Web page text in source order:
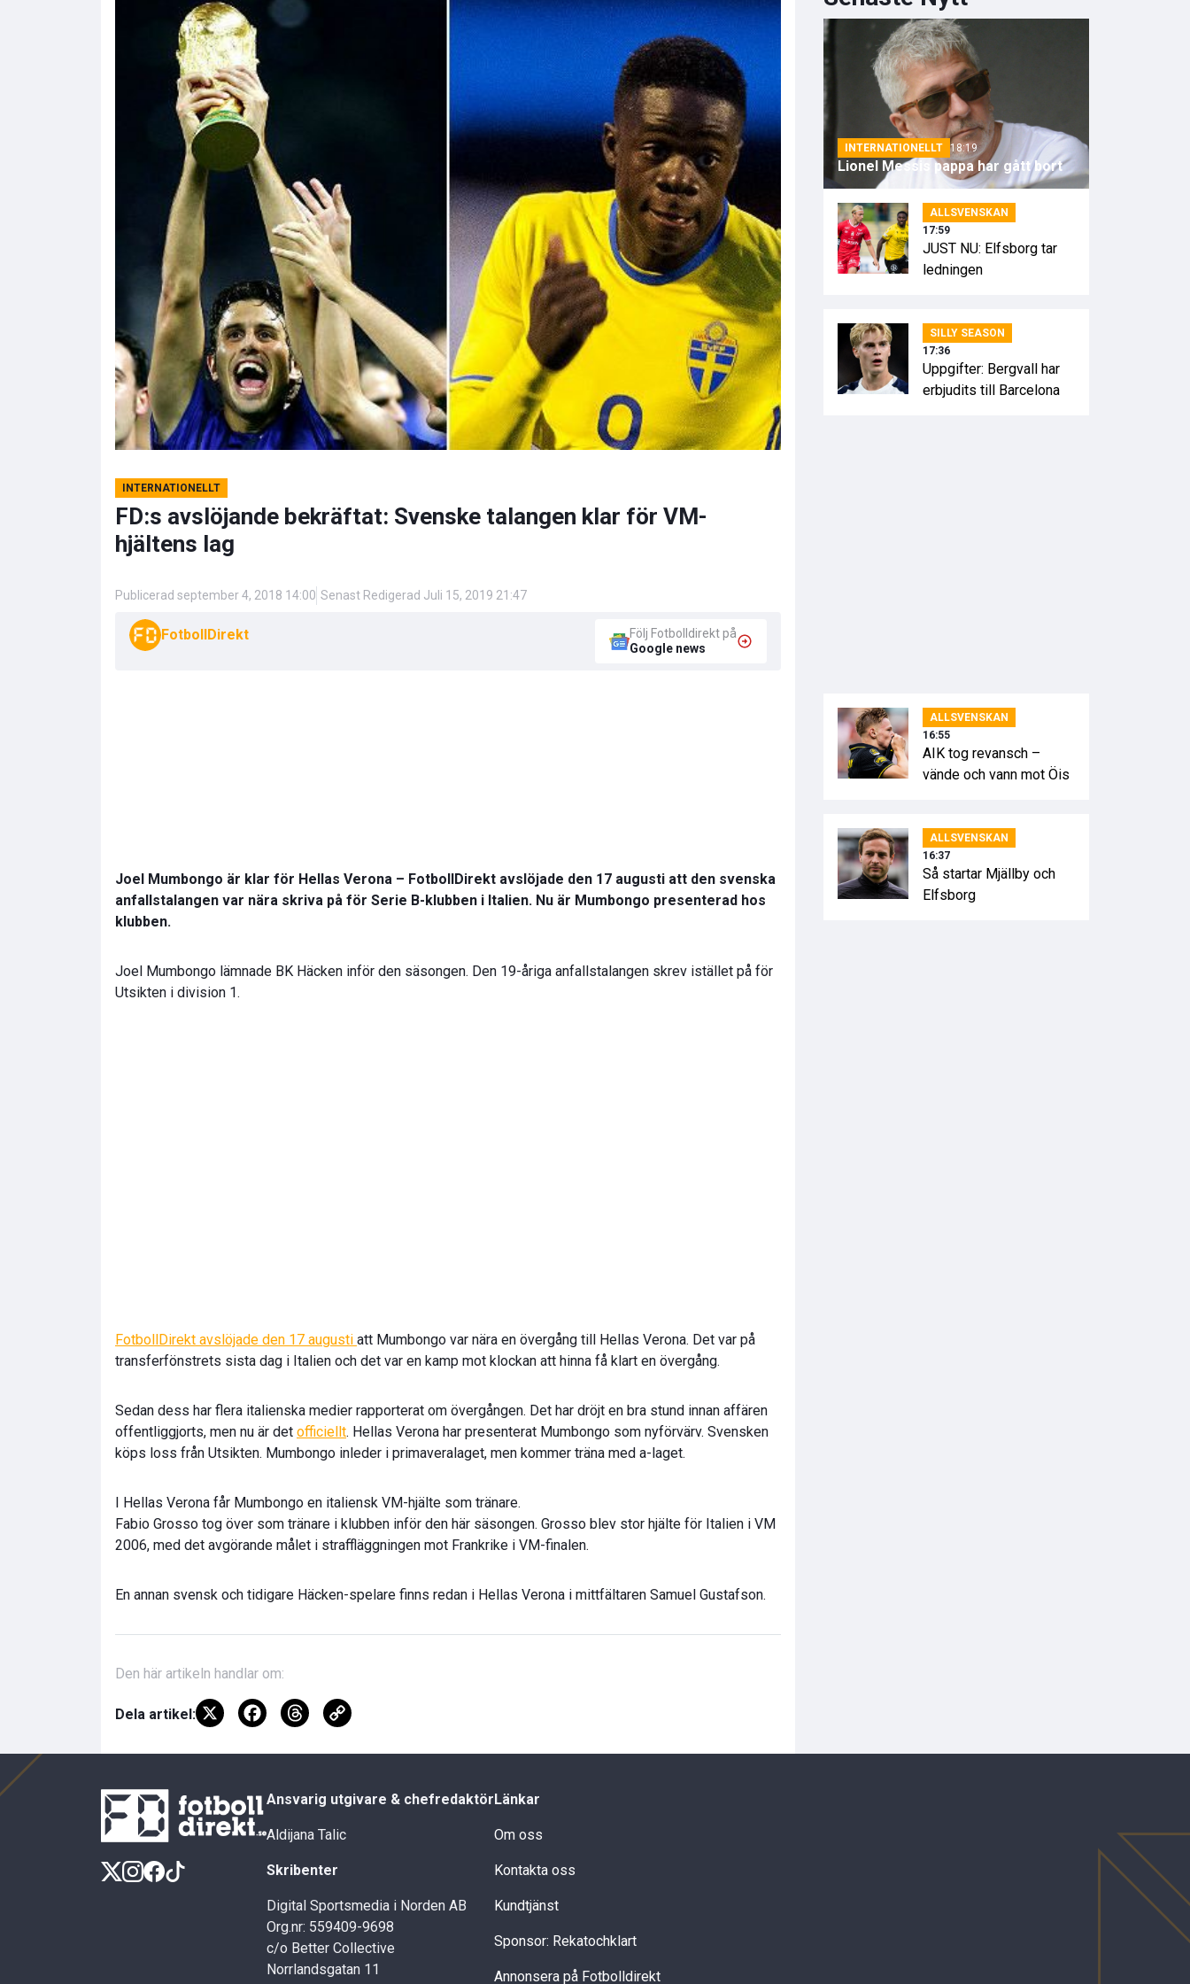
INTERNATIONELLT
FD:s avslöjande bekräftat: Svenske talangen klar för VM-
hjältens lag
Publicerad september 4, 2018 14:00 Senast Redigerad Juli 15, 2019 21:47
FotbollDirekt
Följ Fotbolldirekt på
Google news
Joel Mumbongo är klar för Hellas Verona – FotbollDirekt avslöjade den 17 augusti att den svenska
anfallstalangen var nära skriva på för Serie B-klubben i Italien. Nu är Mumbongo presenterad hos
klubben.
Joel Mumbongo lämnade BK Häcken inför den säsongen. Den 19-åriga anfallstalangen skrev istället på för
Utsikten i division 1.
FotbollDirekt avslöjade den 17 augusti att Mumbongo var nära en övergång till Hellas Verona. Det var på
transferfönstrets sista dag i Italien och det var en kamp mot klockan att hinna få klart en övergång.
Sedan dess har flera italienska medier rapporterat om övergången. Det har dröjt en bra stund innan affären
offentliggjorts, men nu är det officiellt. Hellas Verona har presenterat Mumbongo som nyförvärv. Svensken
köps loss från Utsikten. Mumbongo inleder i primaveralaget, men kommer träna med a-laget.
I Hellas Verona får Mumbongo en italiensk VM-hjälte som tränare.
Fabio Grosso tog över som tränare i klubben inför den här säsongen. Grosso blev stor hjälte för Italien i VM
2006, med det avgörande målet i straffläggningen mot Frankrike i VM-finalen.
En annan svensk och tidigare Häcken-spelare finns redan i Hellas Verona i mittfältaren Samuel Gustafson.
Den här artikeln handlar om:
Dela artikel: X
F
b
o
k
T
a
d
Li
INTERNATIONELLT 18:19
Lionel Messis pappa har gått bort
ALLSVENSKAN
17:59
JUST NU: Elfsborg tar
ledningen
SILLY SEASON
17:36
Uppgifter: Bergvall har
erbjudits till Barcelona
ALLSVENSKAN
16:55
AIK tog revansch –
vände och vann mot Öis
ALLSVENSKAN
16:37
Så startar Mjällby och
Elfsborg
Ansvarig utgivare & chefredaktör
Aldijana Talic
Skribenter
Digital Sportsmedia i Norden AB
Org.nr: 559409-9698
c/o Better Collective
Norrlandsgatan 11
Länkar
Om oss
Kontakta oss
Kundtjänst
Sponsor: Rekatochklart
Annonsera på Fotbolldirekt